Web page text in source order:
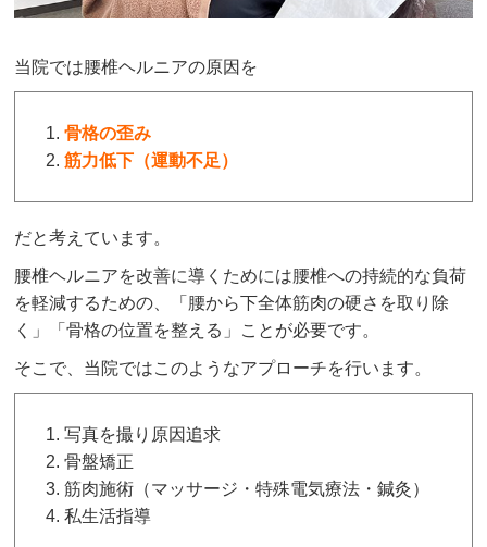
当院では腰椎ヘルニアの原因を
骨格の歪み
筋力低下（運動不足）
だと考えています。
腰椎ヘルニアを改善に導くためには腰椎への持続的な負荷
を軽減するための、「腰から下全体筋肉の硬さを取り除
く」「骨格の位置を整える」ことが必要です。
そこで、当院ではこのようなアプローチを行います。
写真を撮り原因追求
骨盤矯正
筋肉施術（マッサージ・特殊電気療法・鍼灸）
私生活指導